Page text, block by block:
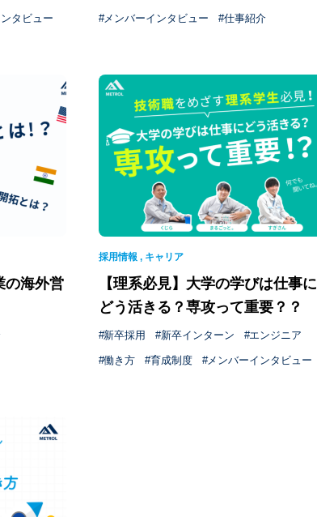
タビュー メンバーインタビュー 仕事紹介
の海外営
採用情報 , キャリア
【理系必見】大学の学びは仕事に
どう活きる？専攻って重要？？
新卒採用 新卒インターン エンジニア
働き方 育成制度 メンバーインタビュー